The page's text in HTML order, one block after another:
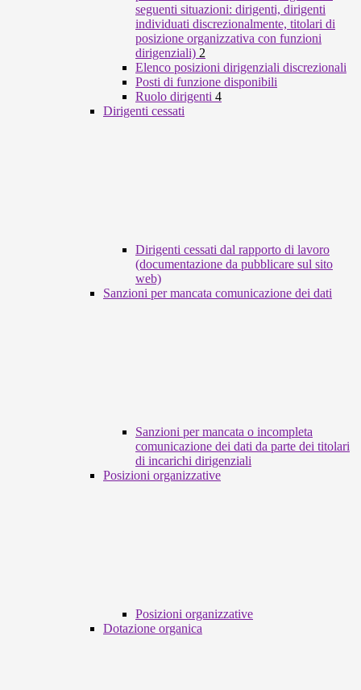
seguenti situazioni: dirigenti, dirigenti
individuati discrezionalmente, titolari di
posizione organizzativa con funzioni
dirigenziali) 2
Elenco posizioni dirigenziali discrezionali
Posti di funzione disponibili
Ruolo dirigenti 4
Dirigenti cessati
Dirigenti cessati dal rapporto di lavoro
(documentazione da pubblicare sul sito
web)
Sanzioni per mancata comunicazione dei dati
Sanzioni per mancata o incompleta
comunicazione dei dati da parte dei titolari
di incarichi dirigenziali
Posizioni organizzative
Posizioni organizzative
Dotazione organica